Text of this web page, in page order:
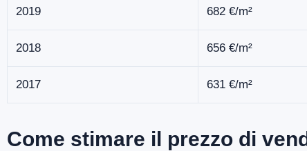
2019 682 €/m²
2018 656 €/m²
2017 631 €/m²
Come stimare il prezzo di